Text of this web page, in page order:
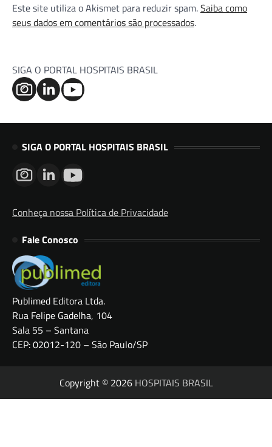
Este site utiliza o Akismet para reduzir spam.Saiba como
seus dados em comentários são processados.
SIGA O PORTAL HOSPITAIS BRASIL
SIGA O PORTAL HOSPITAIS BRASIL
Conheça nossa Política de Privacidade
Fale Conosco
Publimed Editora Ltda.
Rua Felipe Gadelha, 104
Sala 55 – Santana
CEP: 02012-120 – São Paulo/SP
Copyright © 2026 HOSPITAIS BRASIL